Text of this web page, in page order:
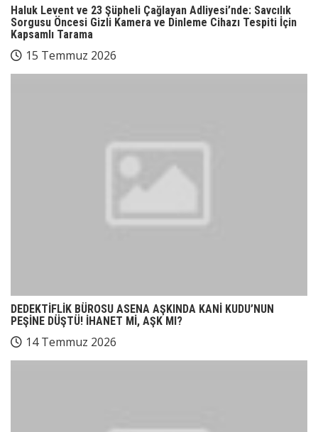
Haluk Levent ve 23 Şüpheli Çağlayan Adliyesi’nde: Savcılık
Sorgusu Öncesi Gizli Kamera ve Dinleme Cihazı Tespiti İçin
Kapsamlı Tarama
15 Temmuz 2026
DEDEKTİFLİK BÜROSU ASENA AŞKINDA KANİ KUDU’NUN
PEŞİNE DÜŞTÜ! İHANET Mİ, AŞK MI?
14 Temmuz 2026